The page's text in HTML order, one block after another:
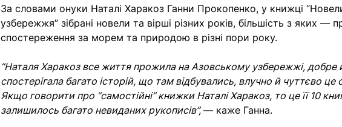
За словами онуки Наталі Харакоз Ганни Прокопенко, у книжці
узбережжя” зібрані новели та вірші різних років, більшість з яких —
спостереження за морем та природою в різні пори року.
“Наталя Харакоз все життя прожила на Азовському узбережжі, добре
спостерігала багато історій, що там відбувались, влучно й чуттєво це
Якщо говорити про “самостійні” книжки Наталі Харакоз, то це її 10
залишилось багато невиданих рукописів”, — каже Ганна.